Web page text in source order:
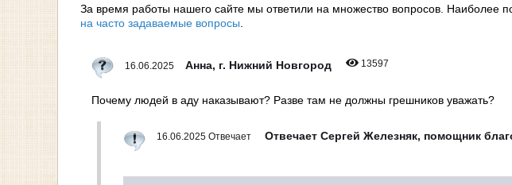
За время работы нашего сайте мы ответили на множество вопросов. Наиболее
на часто задаваемые вопросы.
16.06.2025 Анна, г. Нижний Новгород 13597
Почему людей в аду наказывают? Разве там не должны грешников уважать?
16.06.2025 Отвечает Отвечает Сергей Железняк, помощник